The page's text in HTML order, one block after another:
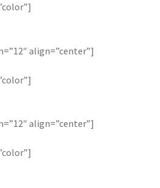
align=”center”]
align=”center”]